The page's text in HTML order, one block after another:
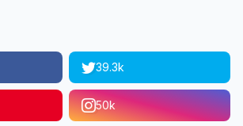
39.3k
50k